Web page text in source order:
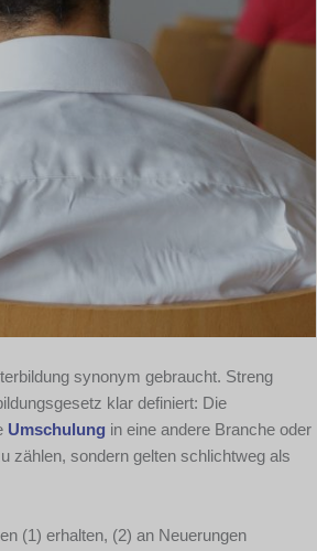
synonym gebraucht. Streng
klar definiert: Die
Umschulung in eine andere Branche oder
zählen, sondern gelten schlichtweg als
(1) erhalten, (2) an Neuerungen